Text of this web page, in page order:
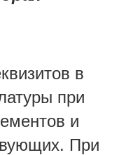
в
при
и
При